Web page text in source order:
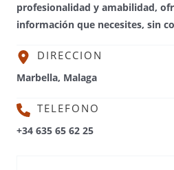
profesionalidad y amabilidad,
información que necesites, sin
DIRECCION
Marbella, Malaga
TELEFONO
+34 635 65 62 25